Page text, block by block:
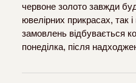
червоне золото завжди
ювелірних прикрасах, так
замовлень відбувається
понеділка, після